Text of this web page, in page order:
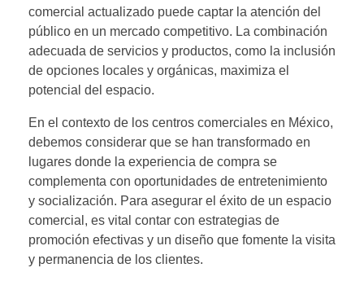
comercial actualizado puede captar la atención del
público en un mercado competitivo. La combinación
adecuada de servicios y productos, como la inclusión
de opciones locales y orgánicas, maximiza el
potencial del espacio.
En el contexto de los centros comerciales en México,
debemos considerar que se han transformado en
lugares donde la experiencia de compra se
complementa con oportunidades de entretenimiento
y socialización. Para asegurar el éxito de un espacio
comercial, es vital contar con estrategias de
promoción efectivas y un diseño que fomente la visita
y permanencia de los clientes.